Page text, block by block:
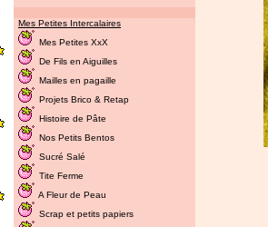
Mes Petites Intercalaires
Mes Petites XxX
De Fils en Aiguilles
Mailles en pagaille
Projets Brico & Retap
Histoire de Pâte
Nos Petits Bentos
Sucré Salé
Tite Ferme
A Fleur de Peau
Scrap et petits papiers